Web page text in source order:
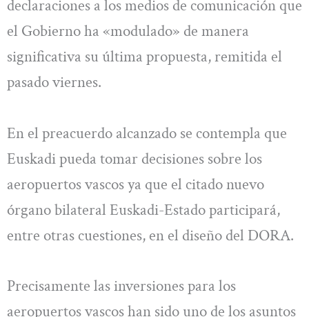
declaraciones a los medios de comunicación que
el Gobierno ha «modulado» de manera
significativa su última propuesta, remitida el
pasado viernes.
En el preacuerdo alcanzado se contempla que
Euskadi pueda tomar decisiones sobre los
aeropuertos vascos ya que el citado nuevo
órgano bilateral Euskadi-Estado participará,
entre otras cuestiones, en el diseño del DORA.
Precisamente las inversiones para los
aeropuertos vascos han sido uno de los asuntos